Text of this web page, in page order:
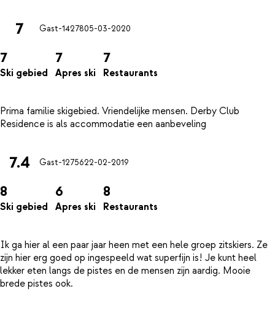
7 Gast-1427805-03-2020
7
Ski gebied
7
Apres ski
7
Restaurants
Prima familie skigebied. Vriendelijke mensen. Derby Club
7.4 Gast-1275622-02-2019
8
Ski gebied
6
Apres ski
8
Restaurants
Ik ga hier al een paar jaar heen met een hele groep zitskiers. Ze
zijn hier erg goed op ingespeeld wat superfijn is! Je kunt heel
lekker eten langs de pistes en de mensen zijn aardig. Mooie